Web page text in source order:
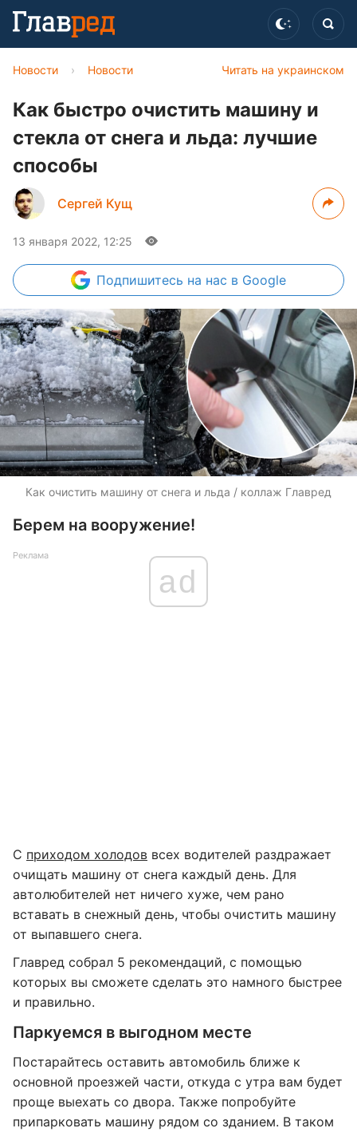
Читать на украинском
Новости › Новости
Как быстро очистить машину и
стекла от снега и льда: лучшие
способы
Сергей Кущ
13 января 2022, 12:25
Подпишитесь на нас в Google
Как очистить машину от снега и льда / коллаж Главред
Берем на вооружение!
Реклама
ad
С приходом холодов всех водителей раздражает
очищать машину от снега каждый день. Для
автолюбителей нет ничего хуже, чем рано
вставать в снежный день, чтобы очистить машину
от выпавшего снега.
Главред собрал 5 рекомендаций, с помощью
которых вы сможете сделать это намного быстрее
и правильно.
Паркуемся в выгодном месте
Постарайтесь оставить автомобиль ближе к
основной проезжей части, откуда с утра вам будет
проще выехать со двора. Также попробуйте
припарковать машину рядом со зданием. В таком